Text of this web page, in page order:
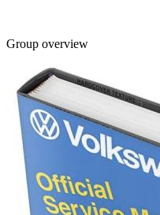
Group overview